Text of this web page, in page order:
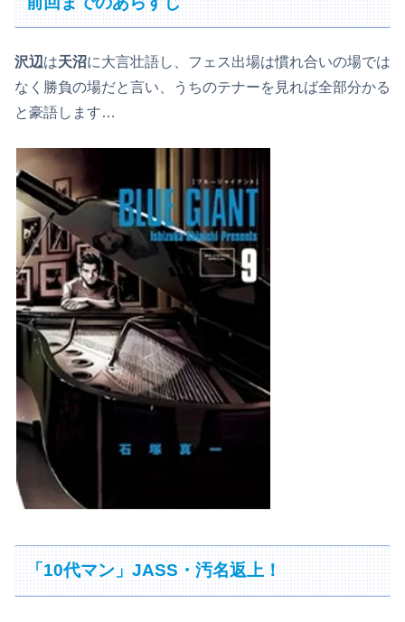
沢辺は天沼に大言壮語し、フェス出場は慣れ合いの場では
なく勝負の場だと言い、うちのテナーを見れば全部分かる
と豪語します…
「10代マン」JASS・汚名返上！